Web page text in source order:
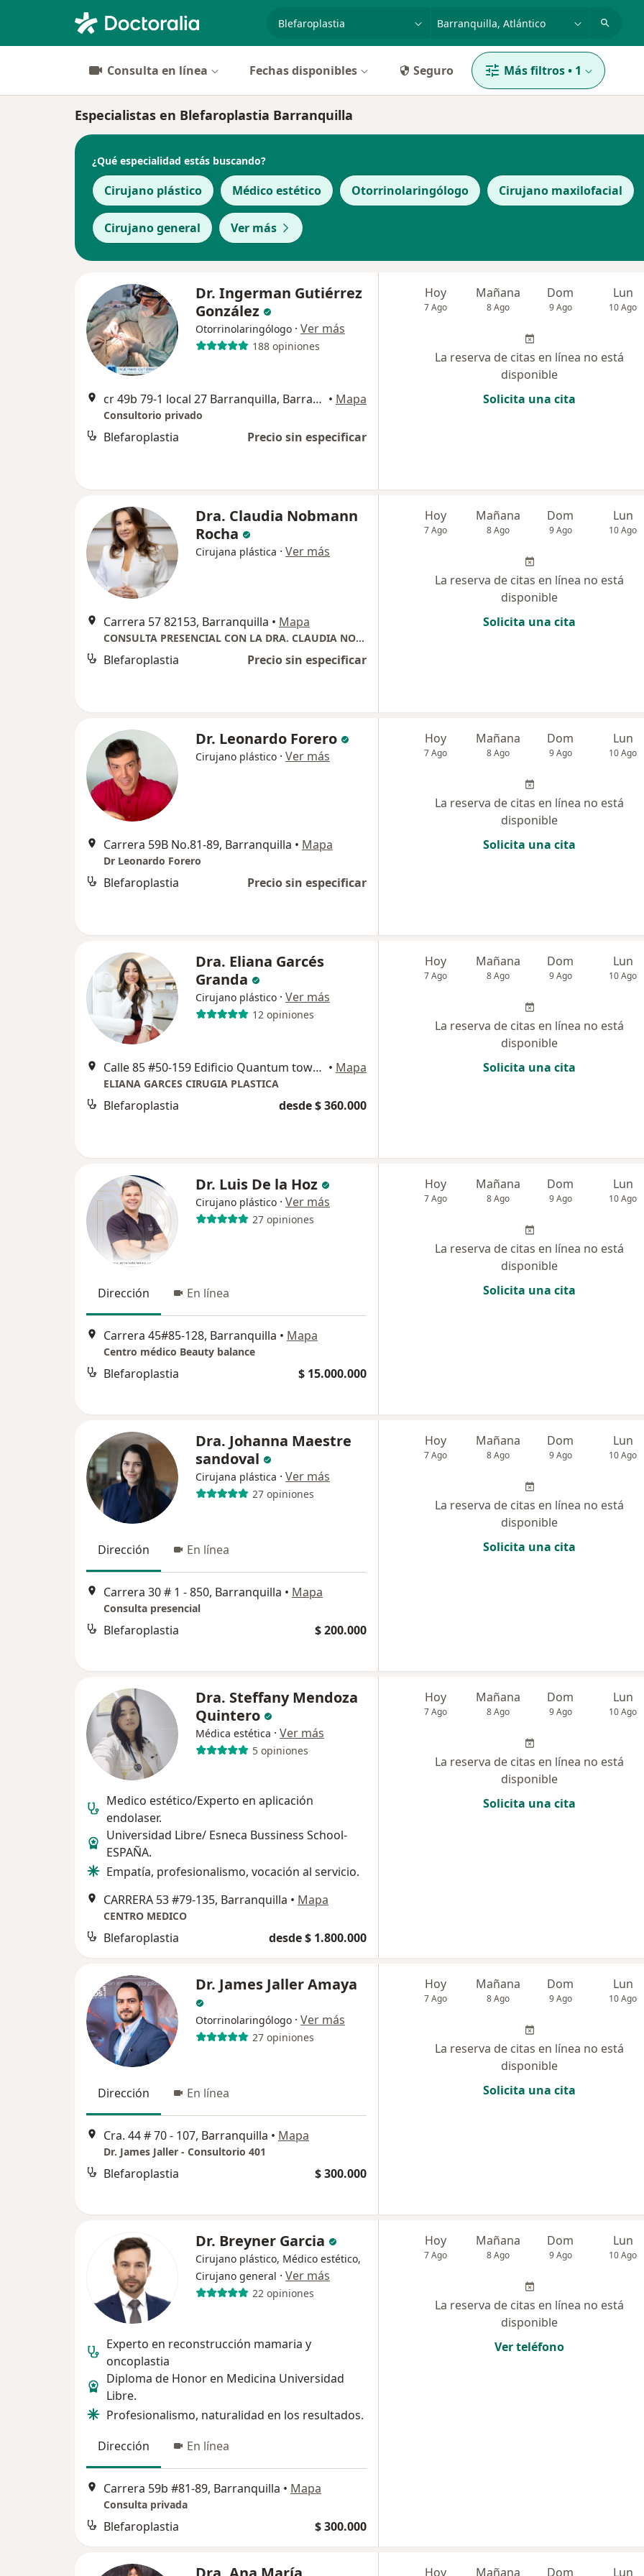
Consulta en línea Fechas disponibles Seguro Más filtros• 1
Especialistas en Blefaroplastia Barranquilla
¿Qué especialidad estás buscando?
Cirujano plástico Médico estético Otorrinolaringólogo Cirujano maxilofacial
Cirujano general Ver más
Dr. Ingerman Gutiérrez
González
Otorrinolaringólogo · Ver más
188 opiniones
cr 49b 79-1 local 27 Barranquilla, Barranquilla • Mapa
Consultorio privado
Blefaroplastia Precio sin especificar
Hoy
7 Ago
Mañana
8 Ago
Dom
9 Ago
Lun
10 Ago
La reserva de citas en línea no está
disponible
Solicita una cita
Dra. Claudia Nobmann
Rocha
Cirujana plástica · Ver más
Carrera 57 82153, Barranquilla • Mapa
CONSULTA PRESENCIAL CON LA DRA. CLAUDIA NOBMANN
Blefaroplastia Precio sin especificar
Hoy
7 Ago
Mañana
8 Ago
Dom
9 Ago
Lun
10 Ago
La reserva de citas en línea no está
disponible
Solicita una cita
Dr. Leonardo Forero
Cirujano plástico · Ver más
Carrera 59B No.81-89, Barranquilla • Mapa
Dr Leonardo Forero
Blefaroplastia Precio sin especificar
Hoy
7 Ago
Mañana
8 Ago
Dom
9 Ago
Lun
10 Ago
La reserva de citas en línea no está
disponible
Solicita una cita
Dra. Eliana Garcés
Granda
Cirujano plástico · Ver más
12 opiniones
Calle 85 #50-159 Edificio Quantum tower, Barranquilla • Mapa
ELIANA GARCES CIRUGIA PLASTICA
Blefaroplastia desde $ 360.000
Hoy
7 Ago
Mañana
8 Ago
Dom
9 Ago
Lun
10 Ago
La reserva de citas en línea no está
disponible
Solicita una cita
Dr. Luis De la Hoz
Cirujano plástico · Ver más
27 opiniones
Dirección En línea
Carrera 45#85-128, Barranquilla • Mapa
Centro médico Beauty balance
Blefaroplastia $ 15.000.000
Hoy
7 Ago
Mañana
8 Ago
Dom
9 Ago
Lun
10 Ago
La reserva de citas en línea no está
disponible
Solicita una cita
Dra. Johanna Maestre
sandoval
Cirujana plástica · Ver más
27 opiniones
Dirección En línea
Carrera 30 # 1 - 850, Barranquilla • Mapa
Consulta presencial
Blefaroplastia $ 200.000
Hoy
7 Ago
Mañana
8 Ago
Dom
9 Ago
Lun
10 Ago
La reserva de citas en línea no está
disponible
Solicita una cita
Dra. Steffany Mendoza
Quintero
Médica estética · Ver más
5 opiniones
Medico estético/Experto en aplicación
endolaser.
Universidad Libre/ Esneca Bussiness School-
ESPAÑA.
Empatía, profesionalismo, vocación al servicio.
CARRERA 53 #79-135, Barranquilla • Mapa
CENTRO MEDICO
Blefaroplastia desde $ 1.800.000
Hoy
7 Ago
Mañana
8 Ago
Dom
9 Ago
Lun
10 Ago
La reserva de citas en línea no está
disponible
Solicita una cita
Dr. James Jaller Amaya
Otorrinolaringólogo · Ver más
27 opiniones
Dirección En línea
Cra. 44 # 70 - 107, Barranquilla • Mapa
Dr. James Jaller - Consultorio 401
Blefaroplastia $ 300.000
Hoy
7 Ago
Mañana
8 Ago
Dom
9 Ago
Lun
10 Ago
La reserva de citas en línea no está
disponible
Solicita una cita
Dr. Breyner Garcia
Cirujano plástico, Médico estético,
Cirujano general · Ver más
22 opiniones
Experto en reconstrucción mamaria y
oncoplastia
Diploma de Honor en Medicina Universidad
Libre.
Profesionalismo, naturalidad en los resultados.
Dirección
En línea
Carrera 59b #81-89, Barranquilla • Mapa
Consulta privada
Blefaroplastia $ 300.000
Hoy
7 Ago
Mañana
8 Ago
Dom
9 Ago
Lun
10 Ago
La reserva de citas en línea no está
disponible
Ver teléfono
Hoy Mañana Dom Lun